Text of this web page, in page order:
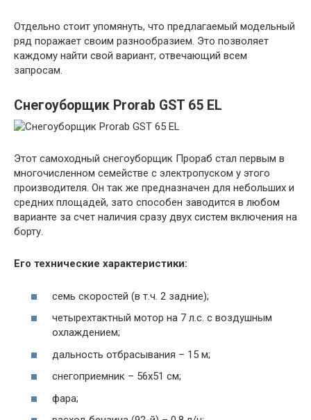
Отдельно стоит упомянуть, что предлагаемый модельный
ряд поражает своим разнообразием. Это позволяет
каждому найти свой вариант, отвечающий всем
запросам.
Снегоуборщик Prorab GST 65 EL
Этот самоходный снегоуборщик Прораб стал первым в
многочисленном семействе с электропуском у этого
производителя. Он так же предназначен для небольших и
средних площадей, зато способен заводится в любом
варианте за счет наличия сразу двух систем включения на
борту.
Его технические характеристики:
семь скоростей (в т.ч. 2 задние);
четырехтактный мотор на 7 л.с. с воздушным
охлаждением;
дальность отбрасывания – 15 м;
снегоприемник – 56х51 см;
фара;